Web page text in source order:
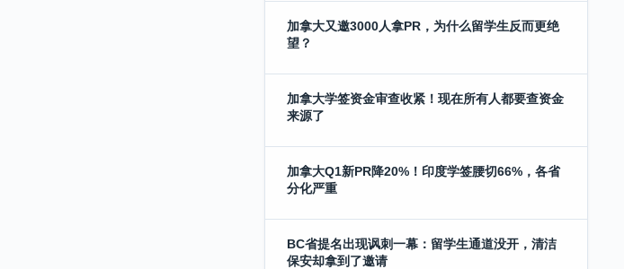
加拿大又邀3000人拿PR，为什么留学生反而更绝
望？
加拿大学签资金审查收紧！现在所有人都要查资金
来源了
加拿大Q1新PR降20%！印度学签腰切66%，各省
分化严重
BC省提名出现讽刺一幕：留学生通道没开，清洁
保安却拿到了邀请